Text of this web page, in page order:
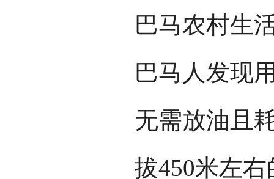
巴马农村生
巴马人发现
无需放油且
拔450米左